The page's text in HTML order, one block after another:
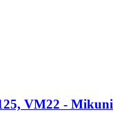
VM22 - Mikuni